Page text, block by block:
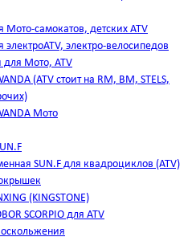
Мото-самокатов, детских ATV
электроATV, электро-велосипедов
Мото, ATV
(АТV стоит на RM, BM, STELS,
Мото
SUN.F для квадроциклов (АТV)
(KINGSTONE)
SCORPIO для ATV